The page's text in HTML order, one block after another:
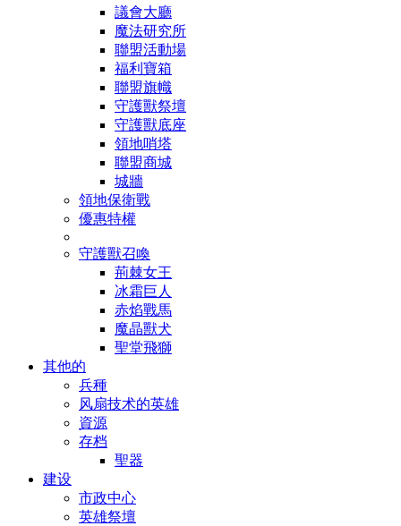
議會大廳
魔法研究所
聯盟活動場
福利寶箱
聯盟旗幟
守護獸祭壇
守護獸底座
領地哨塔
聯盟商城
城牆
領地保衛戰
優惠特權
守護獸召喚
荊棘女王
冰霜巨人
赤焰戰馬
魔晶獸犬
聖堂飛獅
其他的
兵種
风扇技术的英雄
資源
存档
聖器
建设
市政中心
英雄祭壇